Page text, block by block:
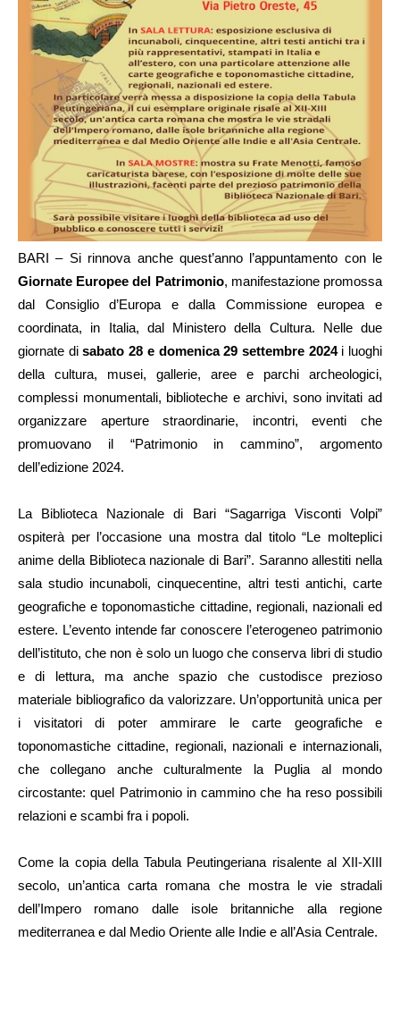
BARI – Si rinnova anche quest’anno l’appuntamento con le
Giornate Europee del Patrimonio, manifestazione promossa
dal Consiglio d’Europa e dalla Commissione europea e
coordinata, in Italia, dal Ministero della Cultura. Nelle due
giornate disabato 28 e domenica 29 settembre 2024i luoghi
della cultura, musei, gallerie, aree e parchi archeologici,
complessi monumentali, biblioteche e archivi, sono invitati ad
organizzare aperture straordinarie, incontri, eventi che
promuovano il “Patrimonio in cammino”, argomento
dell’edizione 2024.
La Biblioteca Nazionale di Bari “Sagarriga Visconti Volpi”
ospiterà per l’occasione una mostra dal titolo “Le molteplici
anime della Biblioteca nazionale di Bari”. Saranno allestiti nella
sala studio incunaboli, cinquecentine, altri testi antichi, carte
geografiche e toponomastiche cittadine, regionali, nazionali ed
estere. L’evento intende far conoscere l’eterogeneo patrimonio
dell’istituto, che non è solo un luogo che conserva libri di studio
e di lettura, ma anche spazio che custodisce prezioso
materiale bibliografico da valorizzare. Un’opportunità unica per
i visitatori di poter ammirare le carte geografiche e
toponomastiche cittadine, regionali, nazionali e internazionali,
che collegano anche culturalmente la Puglia al mondo
circostante: quel Patrimonio in cammino che ha reso possibili
relazioni e scambi fra i popoli.
Come la copia della Tabula Peutingeriana risalente al XII-XIII
secolo, un’antica carta romana che mostra le vie stradali
dell’Impero romano dalle isole britanniche alla regione
mediterranea e dal Medio Oriente alle Indie e all’Asia Centrale.